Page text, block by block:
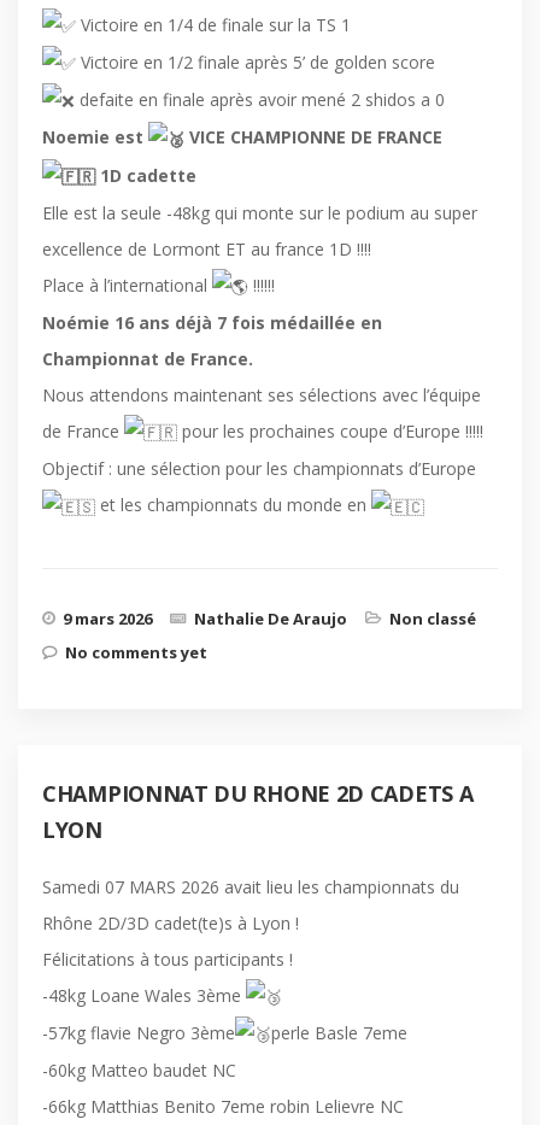
Victoire en 1/4 de finale sur la TS 1
Victoire en 1/2 finale après 5’ de golden score
defaite en finale après avoir mené 2 shidos a 0
Noemie est
VICE CHAMPIONNE DE FRANCE
1D cadette
Elle est la seule -48kg qui monte sur le podium au super
excellence de Lormont ET au france 1D !!!!
Place à l’international
!!!!!!
Noémie 16 ans déjà 7 fois médaillée en
Championnat de France.
Nous attendons maintenant ses sélections avec l’équipe
de France
pour les prochaines coupe d’Europe !!!!!
Objectif : une sélection pour les championnats d’Europe
et les championnats du monde en
9 mars 2026 Nathalie De Araujo
Non classé
No comments yet
CHAMPIONNAT DU RHONE 2D CADETS A
LYON
Samedi 07 MARS 2026 avait lieu les championnats du
Rhône 2D/3D cadet(te)s à Lyon !
Félicitations à tous participants !
-48kg Loane Wales 3ème
-57kg flavie Negro 3ème
perle Basle 7eme
-60kg Matteo baudet NC
-66kg Matthias Benito 7eme robin Lelievre NC